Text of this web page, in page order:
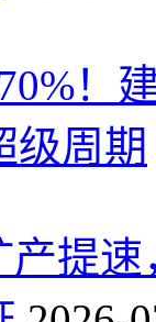
！
级周期
产提